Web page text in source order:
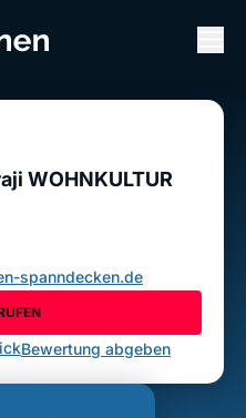
WOHNKULTUR
WOHNKULTUR
spanndecken.de
Bewertung abgeben